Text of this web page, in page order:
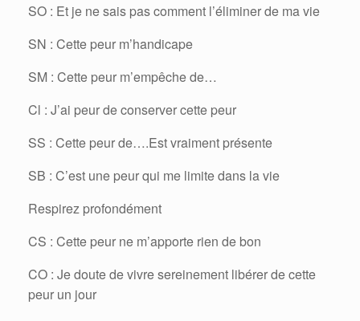
SO : Et je ne sais pas comment l’éliminer de ma vie
SN : Cette peur m’handicape
SM : Cette peur m’empêche de…
Cl : J’ai peur de conserver cette peur
SS : Cette peur de….Est vraiment présente
SB : C’est une peur qui me limite dans la vie
Respirez profondément
CS : Cette peur ne m’apporte rien de bon
CO : Je doute de vivre sereinement libérer de cette
peur un jour